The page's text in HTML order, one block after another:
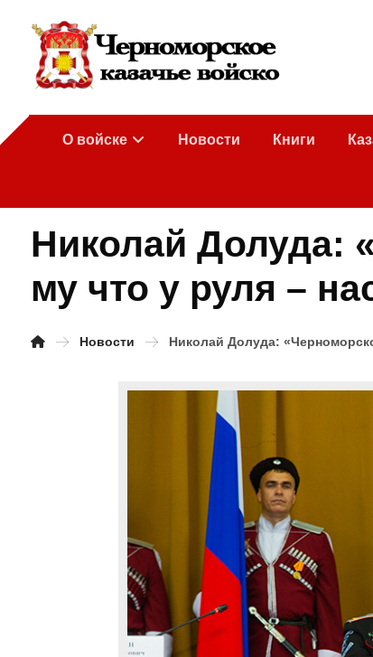
О войске Новости Книги
Николай Долуда:
му что у руля –
Новости Николай Долуда: